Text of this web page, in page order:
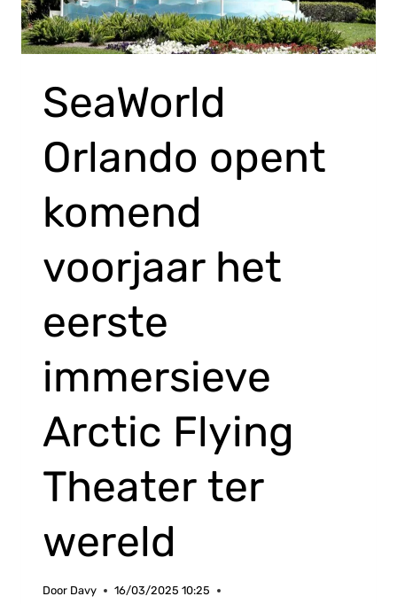
SeaWorld
Orlando opent
komend
voorjaar het
eerste
immersieve
Arctic Flying
Theater ter
wereld
Door Davy
16/03/2025 10:25